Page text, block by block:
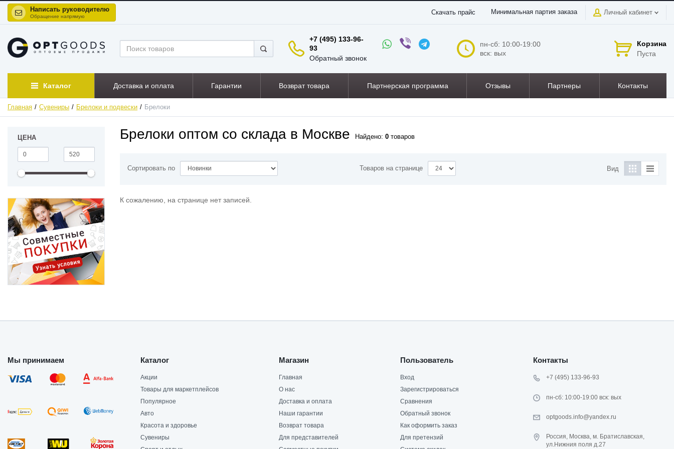
Написать руководителю
Обращение напрямую
Скачать прайс Минимальная партия заказа Личный кабинет
+7 (495) 133-96-
93
Обратный звонок
пн-сб: 10:00-19:00
вск: вых
Корзина
Пуста
Каталог Доставка и оплата Гарантии Возврат товара Партнерская программа Отзывы Партнеры Контакты
Главная Сувениры Брелоки и подвески Брелоки
ЦЕНА Брелоки оптом со склада в Москве Найдено: 0 товаров
Сортировать по Товаров на странице Вид
К сожалению, на странице нет записей.
Мы принимаем Каталог
Акции
Товары для маркетплейсов
Популярное
Авто
Красота и здоровье
Сувениры
Магазин
Главная
О нас
Доставка и оплата
Наши гарантии
Возврат товара
Для представителей
Пользователь
Вход
Зарегистрироваться
Сравнения
Обратный звонок
Как оформить заказ
Для претензий
Контакты
+7 (495) 133-96-93
пн-сб: 10:00-19:00 вск: вых
optgoods.info@yandex.ru
Россия, Москва, м. Братиславская,
ул.Нижния поля д.27